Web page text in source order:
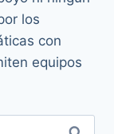
los
con
equipos